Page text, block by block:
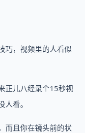
巧，视频里的人看似
正儿八经录个15秒视
看。
而且你在镜头前的状